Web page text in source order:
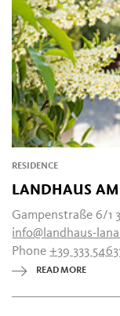
RESIDENCE
LANDHAUS
Gampenstraße 6/1
info@landhaus-
Phone+39 333
READ MORE